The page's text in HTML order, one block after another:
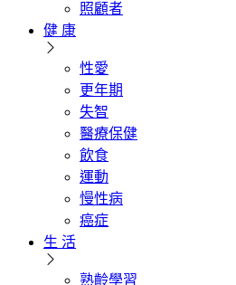
照顧者
健 康
性愛
更年期
失智
醫療保健
飲食
運動
慢性病
癌症
生 活
熟齡學習